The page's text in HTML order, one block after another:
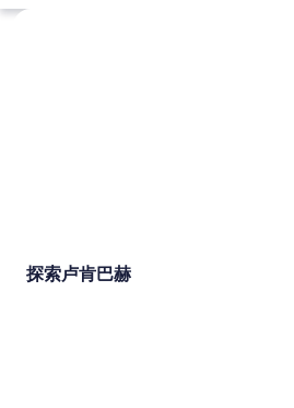
浏览地图
探索卢肯巴赫